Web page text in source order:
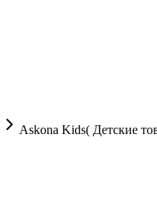
Askona Kids( Детские